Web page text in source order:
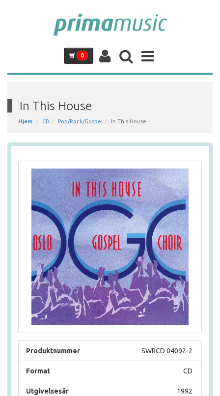
0
In This House
Hjem CD Pop/Rock/Gospel In This House
SWRCD 04092-2
Produktnummer
CD
Format
1992
Utgivelsesår